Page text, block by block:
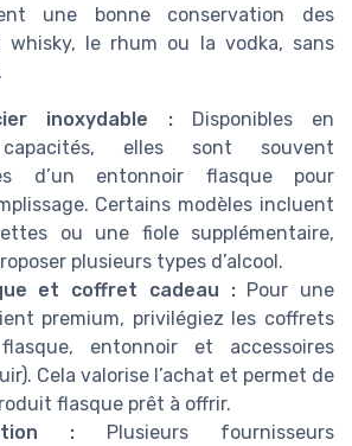
une bonne conservation des
whisky, le rhum ou la vodka, sans
inoxydable :Disponibles en
elles sont souvent
d’un entonnoir flasque pour
Certains modèles incluent
ou une fiole supplémentaire,
plusieurs types d’alcool.
et coffret cadeau :Pour une
premium, privilégiez les coffrets
entonnoir et accessoires
Cela valorise l’achat et permet de
flasque prêt à offrir.
: Plusieurs fournisseurs